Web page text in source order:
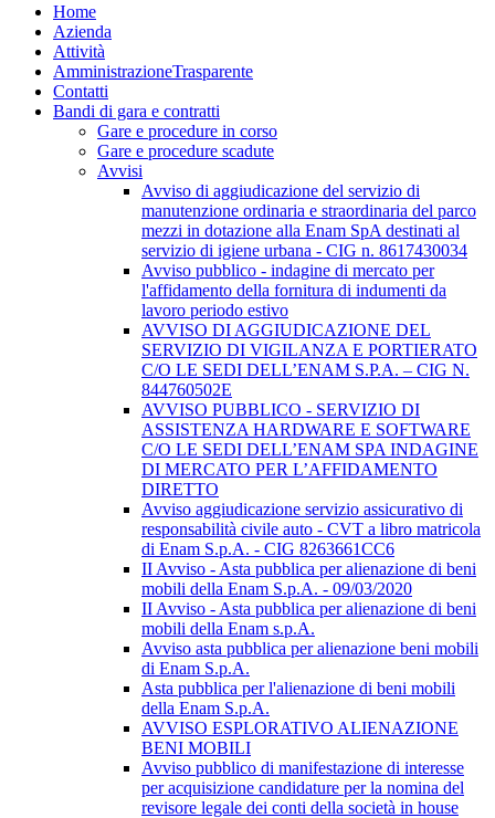
Home
Azienda
Attività
AmministrazioneTrasparente
Contatti
Bandi di gara e contratti
Gare e procedure in corso
Gare e procedure scadute
Avvisi
Avviso di aggiudicazione del servizio di
manutenzione ordinaria e straordinaria del parco
mezzi in dotazione alla Enam SpA destinati al
servizio di igiene urbana - CIG n. 8617430034
Avviso pubblico - indagine di mercato per
l'affidamento della fornitura di indumenti da
lavoro periodo estivo
AVVISO DI AGGIUDICAZIONE DEL
SERVIZIO DI VIGILANZA E PORTIERATO
C/O LE SEDI DELL’ENAM S.P.A. – CIG N.
844760502E
AVVISO PUBBLICO - SERVIZIO DI
ASSISTENZA HARDWARE E SOFTWARE
C/O LE SEDI DELL’ENAM SPA INDAGINE
DI MERCATO PER L’AFFIDAMENTO
DIRETTO
Avviso aggiudicazione servizio assicurativo di
responsabilità civile auto - CVT a libro matricola
di Enam S.p.A. - CIG 8263661CC6
II Avviso - Asta pubblica per alienazione di beni
mobili della Enam S.p.A. - 09/03/2020
II Avviso - Asta pubblica per alienazione di beni
mobili della Enam s.p.A.
Avviso asta pubblica per alienazione beni mobili
di Enam S.p.A.
Asta pubblica per l'alienazione di beni mobili
della Enam S.p.A.
AVVISO ESPLORATIVO ALIENAZIONE
BENI MOBILI
Avviso pubblico di manifestazione di interesse
per acquisizione candidature per la nomina del
revisore legale dei conti della società in house